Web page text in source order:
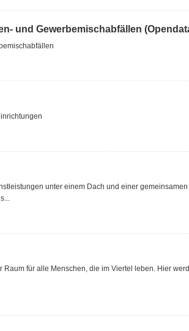
und Gewerbemischabfällen
unter einem Dach und einer
Raum für alle Menschen, die im Viertel leben. Hier